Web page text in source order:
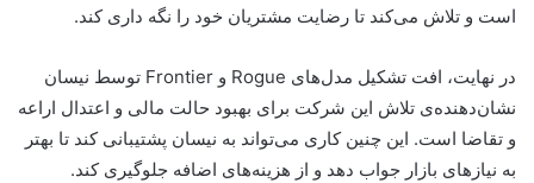
است و تلاش می‌کند تا رضایت مشتریان خود را نگه داری کند.
در نهایت، افت تشکیل مدل‌های Rogue و Frontier توسط نیسان
نشان‌دهنده‌ی تلاش این شرکت برای بهبود حالت مالی و اعتدال اراعه
و تقاضا است. این چنین کاری می‌تواند به نیسان پشتیبانی کند تا بهتر
به نیازهای بازار جواب دهد و از هزینه‌های اضافه جلوگیری کند.